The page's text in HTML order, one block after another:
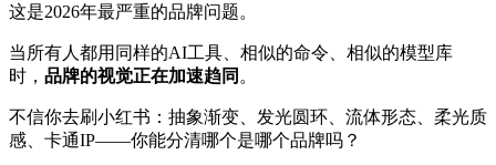
这是2026年最严重的品牌问题。
当所有人都用同样的AI工具、相似的命令、相似的模型库
时， 品牌的视觉正在加速趋同 。
不信你去刷小红书：抽象渐变、发光圆环、流体形态、柔光质
感、卡通IP——你能分清哪个是哪个品牌吗？